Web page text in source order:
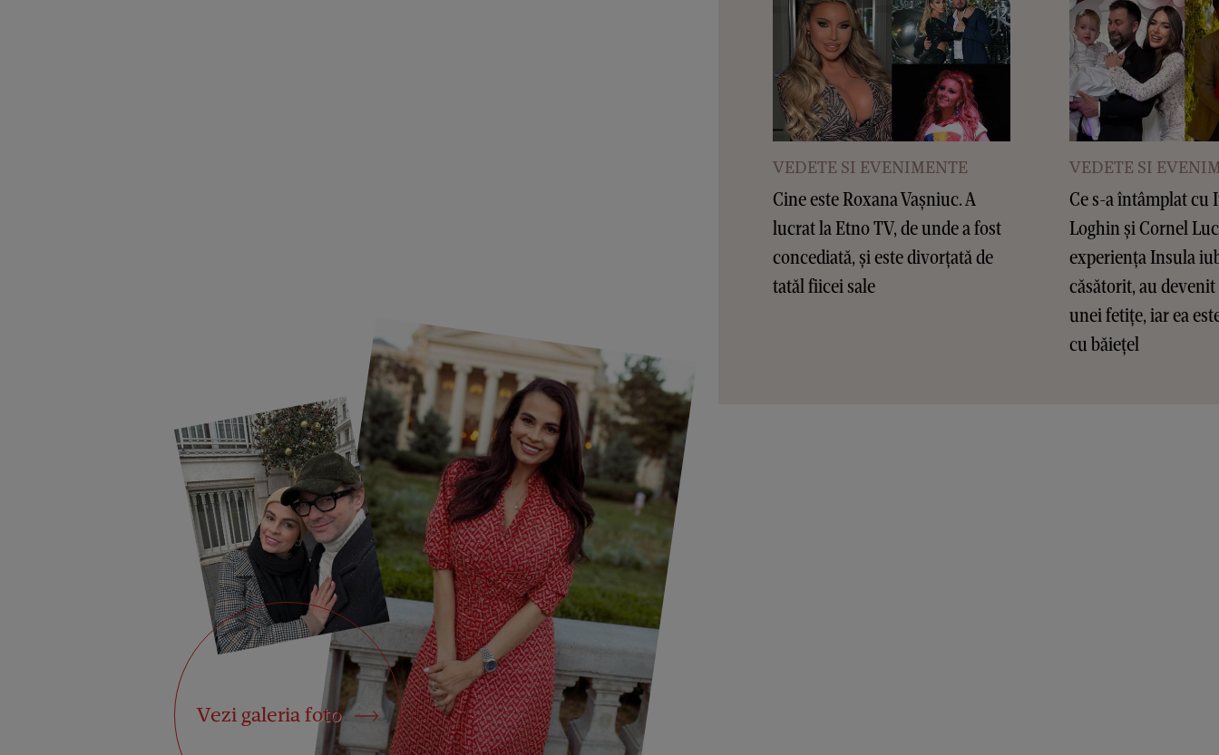
Vezi galeria foto
VEDETE SI EVENIMENTE
Cine este Roxana Vașniuc. A
lucrat la Etno TV, de unde a fost
concediată, și este divorțată de
tatăl fiicei sale
VEDETE SI
Ce s-a întâmplat cu
Loghin și Cornel
experiența Insula
căsătorit, au
unei fetițe, iar ea
cu băiețel